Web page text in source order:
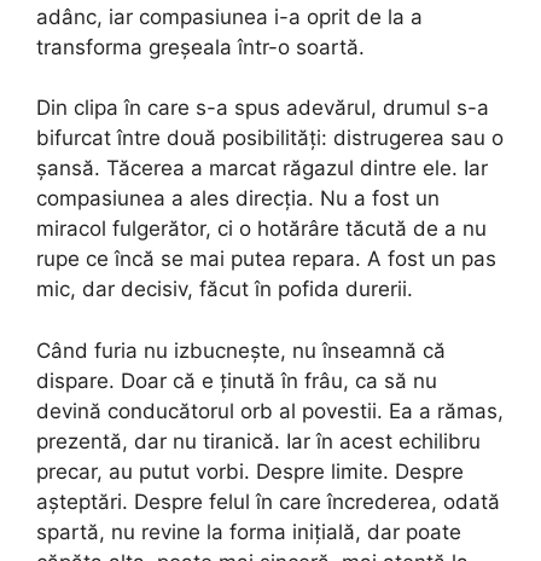
adânc, iar compasiunea i-a oprit de la a
transforma greșeala într-o soartă.
Din clipa în care s-a spus adevărul, drumul s-a
bifurcat între două posibilități: distrugerea sau o
șansă. Tăcerea a marcat răgazul dintre ele. Iar
compasiunea a ales direcția. Nu a fost un
miracol fulgerător, ci o hotărâre tăcută de a nu
rupe ce încă se mai putea repara. A fost un pas
mic, dar decisiv, făcut în pofida durerii.
Când furia nu izbucnește, nu înseamnă că
dispare. Doar că e ținută în frâu, ca să nu
devină conducătorul orb al povestii. Ea a rămas,
prezentă, dar nu tiranică. Iar în acest echilibru
precar, au putut vorbi. Despre limite. Despre
așteptări. Despre felul în care încrederea, odată
spartă, nu revine la forma inițială, dar poate